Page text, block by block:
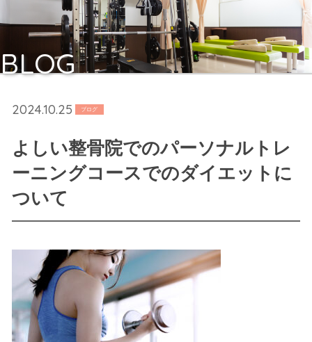
BLOG
2024.10.25 ブログ
よしい整骨院でのパーソナルトレ
ーニングコースでのダイエットに
ついて